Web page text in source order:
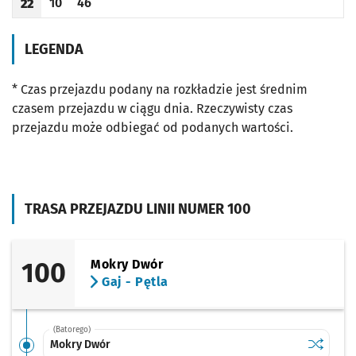
TRASA PRZEJAZDU LINII NUMER 100
100
Mokry Dwór
Gaj - Pętla
(Batorego)
Mokry Dwór Sprawdź
Mokry
Godzina odjazdu
22
Odjazd
minut po godzinie 22
Odjazd
minut po godzinie 22
LEGENDA
* Czas przejazdu podany na rozkładzie jest średnim
czasem przejazdu w ciągu dnia. Rzeczywisty czas
przejazdu może odbiegać od podanych wartości.